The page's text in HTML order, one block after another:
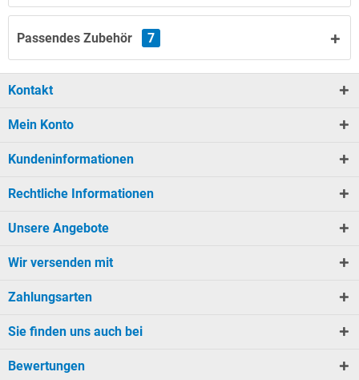
Passendes Zubehör 7
Kontakt
Mein Konto
Kundeninformationen
Rechtliche Informationen
Unsere Angebote
Wir versenden mit
Zahlungsarten
Sie finden uns auch bei
Bewertungen